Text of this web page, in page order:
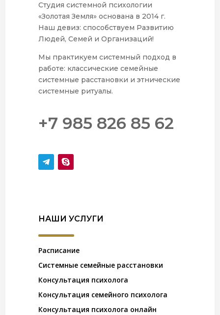
Студия системной психологии
«Золотая Земля» основана в 2014 г.
Наш девиз: способствуем Развитию
Людей, Семей и Организаций!
Мы практикуем системный подход в
работе: классические семейные
системные расстановки и этнические
системные ритуалы.
+7 985 826 85 62
НАШИ УСЛУГИ
Расписание
Системные семейные расстановки
Консультация психолога
Консультация семейного психолога
Консультация психолога онлайн